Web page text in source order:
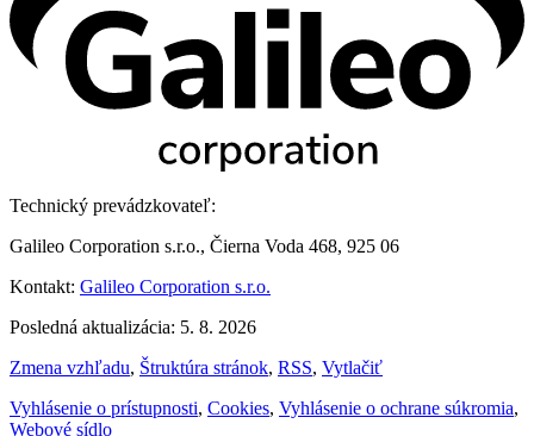
Technický prevádzkovateľ:
Galileo Corporation s.r.o., Čierna Voda 468, 925 06
Kontakt: Galileo Corporation s.r.o.
Posledná aktualizácia: 5. 8. 2026
Zmena vzhľadu, Štruktúra stránok, RSS, Vytlačiť
Vyhlásenie o prístupnosti, Cookies, Vyhlásenie o ochrane súkromia,
Webové sídlo